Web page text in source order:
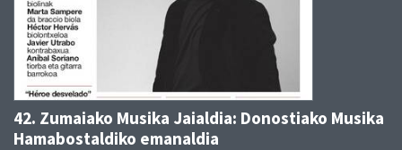
42. Zumaiako Musika Jaialdia: Donostiako Musika
Hamabostaldiko emanaldia